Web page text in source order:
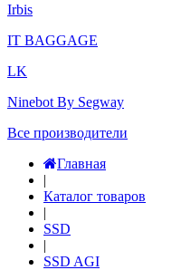
Irbis
IT BAGGAGE
LK
Ninebot By Segway
Все производители
Главная
|
Каталог товаров
|
SSD
|
SSD AGI